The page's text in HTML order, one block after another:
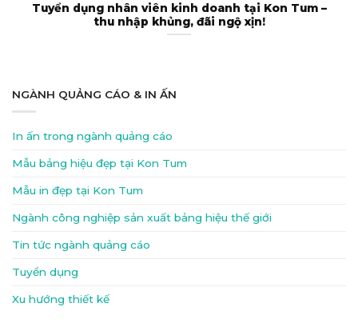
Tuyển dụng nhân viên kinh doanh tại Kon Tum –
thu nhập khủng, đãi ngộ xịn!
NGÀNH QUẢNG CÁO & IN ẤN
In ấn trong ngành quảng cáo
Mẫu bảng hiệu đẹp tại Kon Tum
Mẫu in đẹp tại Kon Tum
Ngành công nghiệp sản xuất bảng hiệu thế giới
Tin tức ngành quảng cáo
Tuyển dụng
Xu hướng thiết kế